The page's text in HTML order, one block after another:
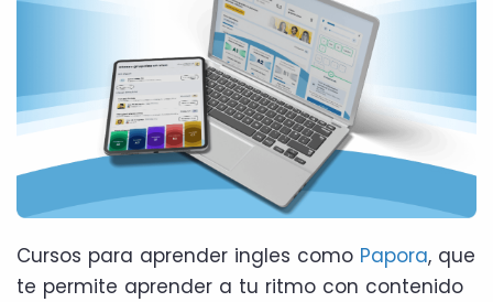
Cursos para aprender ingles como Papora, que
te permite aprender a tu ritmo con contenido